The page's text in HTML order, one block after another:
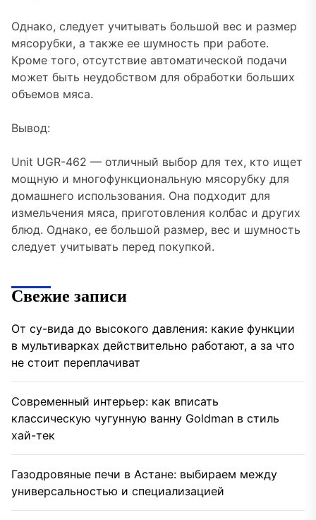
Однако, следует учитывать большой вес и размер
мясорубки, а также ее шумность при работе.
Кроме того, отсутствие автоматической подачи
может быть неудобством для обработки больших
объемов мяса.
Вывод:
Unit UGR-462 — отличный выбор для тех, кто ищет
мощную и многофункциональную мясорубку для
домашнего использования. Она подходит для
измельчения мяса, приготовления колбас и других
блюд. Однако, ее большой размер, вес и шумность
следует учитывать перед покупкой.
Свежие записи
От су-вида до высокого давления: какие функции
в мультиварках действительно работают, а за что
не стоит переплачиват
Современный интерьер: как вписать
классическую чугунную ванну Goldman в стиль
хай-тек
Газодровяные печи в Астане: выбираем между
универсальностью и специализацией